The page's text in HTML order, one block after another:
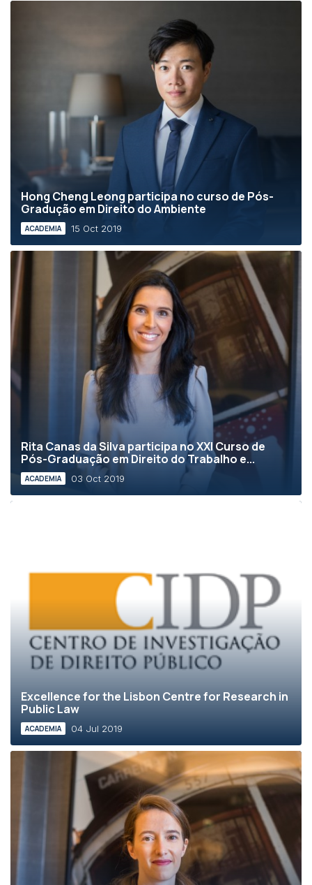
Hong Cheng Leong participa no curso de Pós-
Gradução em Direito do Ambiente
ACADEMIA 15 Oct 2019
Rita Canas da Silva participa no XXI Curso de
Pós-Graduação em Direito do Trabalho e...
ACADEMIA 03 Oct 2019
Excellence for the Lisbon Centre for Research in
Public Law
ACADEMIA 04 Jul 2019